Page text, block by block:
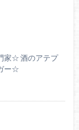
家☆ 酒のアテプ
ー☆